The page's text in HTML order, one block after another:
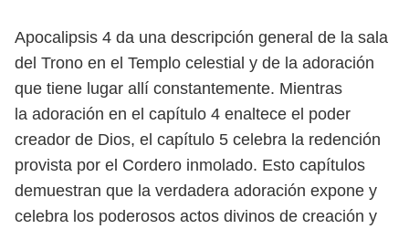
Apocalipsis 4 da una descripción general de la sala
del Trono en el Templo celestial y de la adoración
que tiene lugar allí constantemente. Mientras
la adoración en el capítulo 4 enaltece el poder
creador de Dios, el capítulo 5 celebra la redención
provista por el Cordero inmolado. Esto capítulos
demuestran que la verdadera adoración expone y
celebra los poderosos actos divinos de creación y